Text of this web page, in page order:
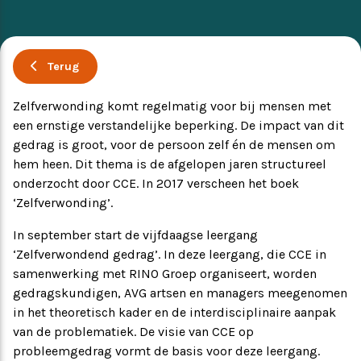
Producten
Toekomstvisie
EVB+ in beeld!
Terug
Zelfverwonding komt regelmatig voor bij mensen met
een ernstige verstandelijke beperking. De impact van dit
gedrag is groot, voor de persoon zelf én de mensen om
hem heen. Dit thema is de afgelopen jaren structureel
onderzocht door CCE. In 2017 verscheen het boek
‘Zelfverwonding’.
In september start de vijfdaagse leergang
‘Zelfverwondend gedrag’. In deze leergang, die CCE in
samenwerking met RINO Groep organiseert, worden
gedragskundigen, AVG artsen en managers meegenomen
in het theoretisch kader en de interdisciplinaire aanpak
van de problematiek. De visie van CCE op
probleemgedrag vormt de basis voor deze leergang.